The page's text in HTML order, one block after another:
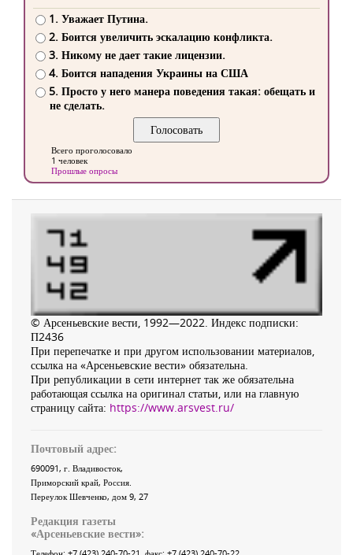
1. Уважает Путина.
2. Боится увеличить эскалацию конфликта.
3. Никому не дает такие лицензии.
4. Боится нападения Украины на США
5. Просто у него манера поведения такая: обещать и
не сделать.
Всего проголосовало
1 человек
Прошлые опросы
© Арсеньевские вести, 1992—2022. Индекс подписки:
П2436
При перепечатке и при другом использовании материалов,
ссылка на «Арсеньевские вести» обязательна.
При републикации в сети интернет так же обязательна
работающая ссылка на оригинал статьи, или на главную
страницу сайта: https://www.arsvest.ru/
Почтовый адрес:
690091, г. Владивосток,
Приморский край, Россия.
Переулок Шевченко, дом 9, 27
Редакция газеты
«Арсеньевские вести»: